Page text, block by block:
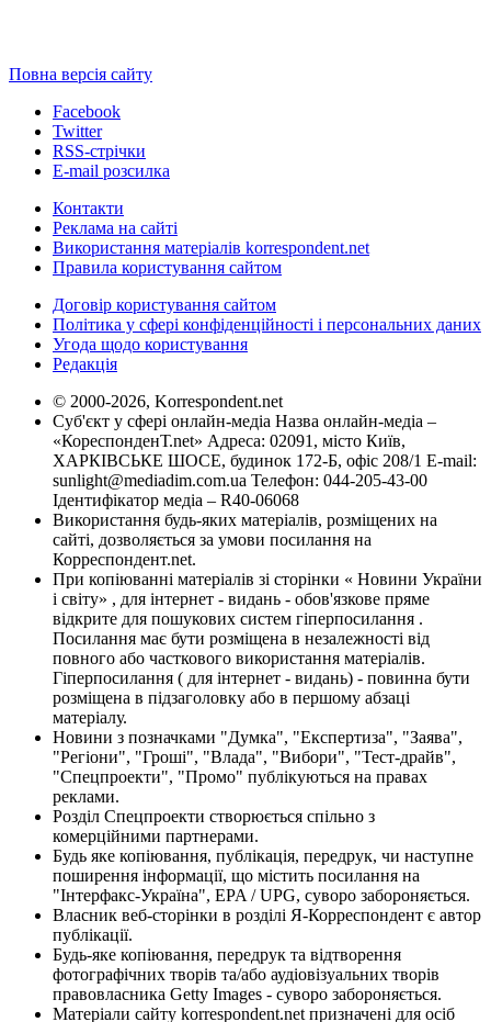
Повна версія сайту
Facebook
Twitter
RSS-стрічки
E-mail розсилка
Контакти
Реклама на сайті
Використання матеріалів korrespondent.net
Правила користування сайтом
Договір користування сайтом
Політика у сфері конфіденційності і персональних даних
Угода щодо користування
Редакція
© 2000-2026, Korrespondent.net
Суб'єкт у сфері онлайн-медіа Назва онлайн-медіа –
«КореспонденТ.net» Адреса: 02091, місто Київ,
ХАРКІВСЬКЕ ШОСЕ, будинок 172-Б, офіс 208/1 E-mail:
sunlight@mediadim.com.ua Телефон: 044-205-43-00
Ідентифікатор медіа – R40-06068
Використання будь-яких матеріалів, розміщених на
сайті, дозволяється за умови посилання на
Корреспондент.net.
При копіюванні матеріалів зі сторінки « Новини України
і світу» , для інтернет - видань - обов'язкове пряме
відкрите для пошукових систем гіперпосилання .
Посилання має бути розміщена в незалежності від
повного або часткового використання матеріалів.
Гіперпосилання ( для інтернет - видань) - повинна бути
розміщена в підзаголовку або в першому абзаці
матеріалу.
Новини з позначками "Думка", "Експертиза", "Заява",
"Регіони", "Гроші", "Влада", "Вибори", "Тест-драйв",
"Спецпроекти", "Промо" публікуються на правах
реклами.
Розділ Спецпроекти створюється спільно з
комерційними партнерами.
Будь яке копіювання, публікація, передрук, чи наступне
поширення інформації, що містить посилання на
"Інтерфакс-Україна", EPA / UPG, суворо забороняється.
Власник веб-сторінки в розділі Я-Корреспондент є автор
публікації.
Будь-яке копіювання, передрук та відтворення
фотографічних творів та/або аудіовізуальних творів
правовласника Getty Images - суворо забороняється.
Матеріали сайту korrespondent.net призначені для осіб